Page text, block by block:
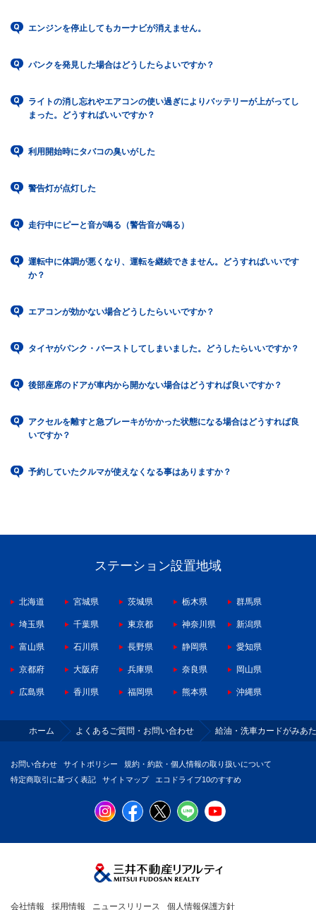
エンジンを停止してもカーナビが消えません。
パンクを発見した場合はどうしたらよいですか？
ライトの消し忘れやエアコンの使い過ぎによりバッテリーが上がってし
まった。どうすればいいですか？
利用開始時にタバコの臭いがした
警告灯が点灯した
走行中にピーと音が鳴る（警告音が鳴る）
運転中に体調が悪くなり、運転を継続できません。どうすればいいです
か？
エアコンが効かない場合どうしたらいいですか？
タイヤがパンク・バーストしてしまいました。どうしたらいいですか？
後部座席のドアが車内から開かない場合はどうすれば良いですか？
アクセルを離すと急ブレーキがかかった状態になる場合はどうすれば良
いですか？
予約していたクルマが使えなくなる事はありますか？
ステーション設置地域
北海道 宮城県 茨城県 栃木県 群馬県
埼玉県 千葉県 東京都 神奈川県 新潟県
富山県 石川県 長野県 静岡県 愛知県
京都府 大阪府 兵庫県 奈良県 岡山県
広島県 香川県 福岡県 熊本県 沖縄県
ホーム よくあるご質問・お問い合わせ 給油・洗車カードがみあ
お問い合わせ サイトポリシー
規約・約款・個人情報の取り扱いについて
特定商取引に基づく表記
サイトマップ エコドライブ10のすすめ
会社情報 採用情報 ニュースリリース 個人情報保護方針